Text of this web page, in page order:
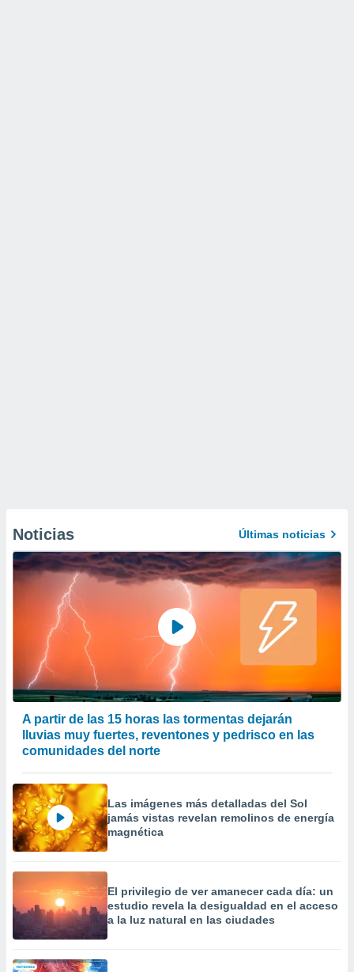
Noticias Últimas noticias
A partir de las 15 horas las tormentas dejarán
lluvias muy fuertes, reventones y pedrisco en las
comunidades del norte
Las imágenes más detalladas del Sol
jamás vistas revelan remolinos de energía
magnética
El privilegio de ver amanecer cada día: un
estudio revela la desigualdad en el acceso
a la luz natural en las ciudades